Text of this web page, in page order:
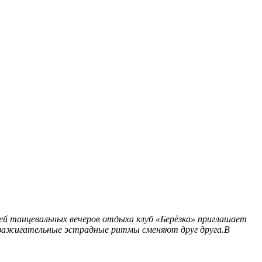
танцевальных вечеров отдыха клуб «Берёзка» приглашает
эстрадные ритмы сменяют друг друга.В